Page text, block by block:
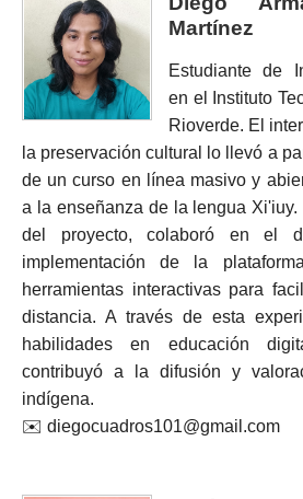
Martínez
Estudiante de
en el Instituto
Rioverde. El
la preservación cultural lo llevó a
de un curso en línea masivo y
a la enseñanza de la lengua
del proyecto, colaboró en el
implementación de la
herramientas interactivas para
distancia. A través de esta
habilidades en educación
contribuyó a la difusión y
indígena.
✉️ diegocuadros101@gmail.com